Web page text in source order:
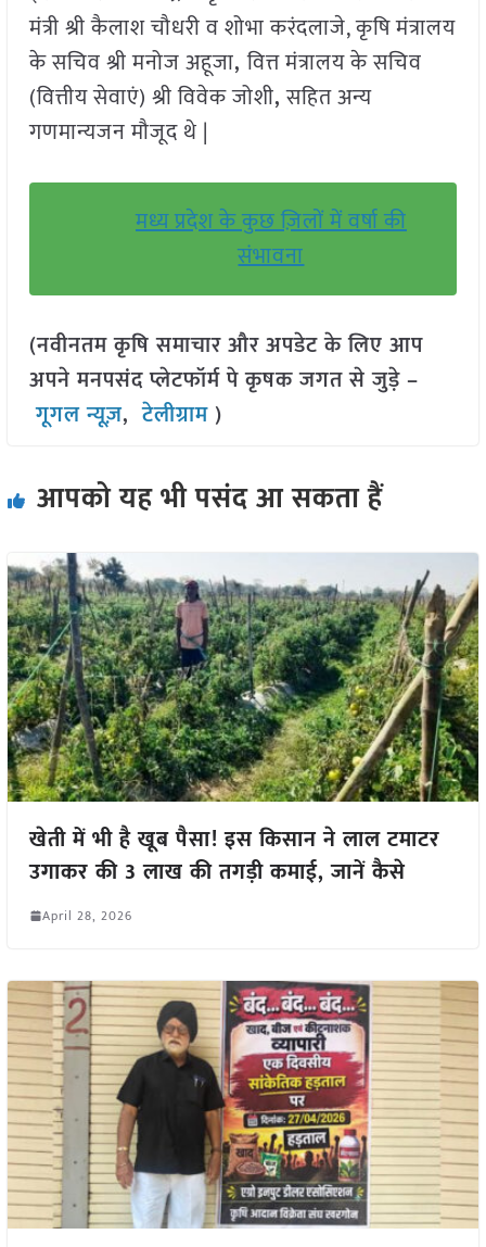
मंत्री श्री कैलाश चौधरी व शोभा करंदलाजे, कृषि मंत्रालय
के सचिव श्री मनोज अहूजा,वित्त मंत्रालय के सचिव
(वित्तीय सेवाएं) श्री विवेक जोशी,सहित अन्य
गणमान्यजन मौजूद थे |
मध्य प्रदेश के कुछ ज़िलों में वर्षा की
संभावना
(नवीनतम कृषि समाचार और अपडेट के लिए आप
अपने मनपसंद प्लेटफॉर्म पे कृषक जगत से जुड़े –
गूगल न्यूज़,टेलीग्राम )
आपको यह भी पसंद आ सकता हैं
खेती में भी है खूब पैसा! इस किसान ने लाल टमाटर
उगाकर की 3 लाख की तगड़ी कमाई, जानें कैसे
April 28, 2026